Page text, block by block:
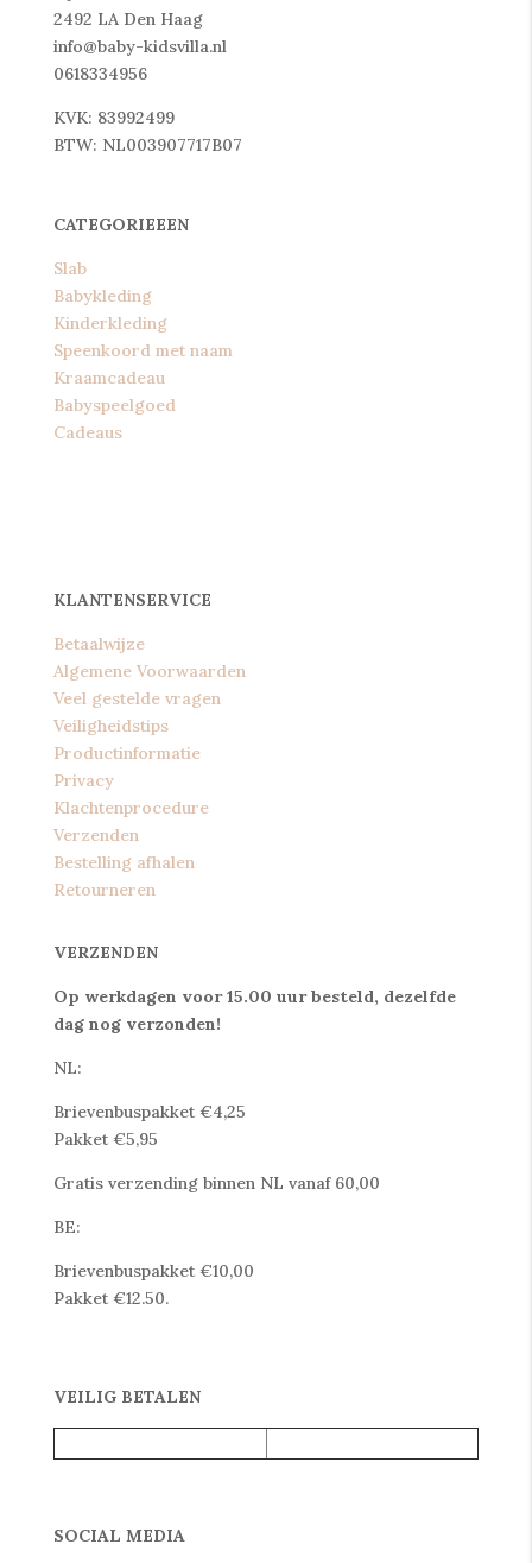
2492 LA Den Haag
info@baby-kidsvilla.nl
0618334956
KVK: 83992499
BTW: NL003907717B07
CATEGORIEEEN
Slab
Babykleding
Kinderkleding
Speenkoord met naam
Kraamcadeau
Babyspeelgoed
Cadeaus
KLANTENSERVICE
Betaalwijze
Algemene Voorwaarden
Veel gestelde vragen
Veiligheidstips
Productinformatie
Privacy
Klachtenprocedure
Verzenden
Bestelling afhalen
Retourneren
VERZENDEN
Op werkdagen voor 15.00 uur besteld, dezelfde
dag nog verzonden!
NL:
Brievenbuspakket €4,25
Pakket €5,95
Gratis verzending binnen NL vanaf 60,00
BE:
Brievenbuspakket €10,00
Pakket €12.50.
VEILIG BETALEN
SOCIAL MEDIA